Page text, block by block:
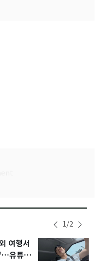
1/2
여행서
유튜브